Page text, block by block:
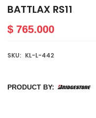
BATTLAX RS11
$ 765.000
SKU: KL-L-442
PRODUCT BY: